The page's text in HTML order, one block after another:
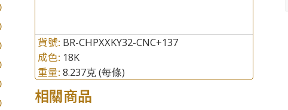
貨號: BR-CHPXXKY32-CNC+137
成色: 18K
重量: 8.237克(每條)
相關商品